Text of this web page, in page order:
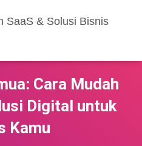
SaaS & Solusi Bisnis
Cara Mudah
Digital untuk
Kamu